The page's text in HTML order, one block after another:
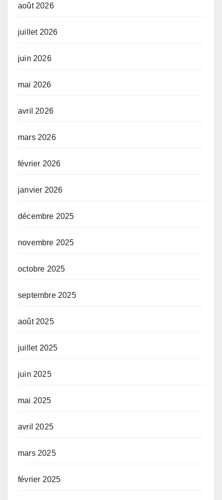
août 2026
juillet 2026
juin 2026
mai 2026
avril 2026
mars 2026
février 2026
janvier 2026
décembre 2025
novembre 2025
octobre 2025
septembre 2025
août 2025
juillet 2025
juin 2025
mai 2025
avril 2025
mars 2025
février 2025